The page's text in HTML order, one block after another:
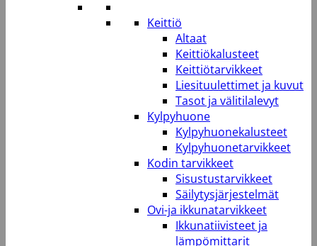
Keittiö
Altaat
Keittiökalusteet
Keittiötarvikkeet
Liesituulettimet ja kuvut
Tasot ja välitilalevyt
Kylpyhuone
Kylpyhuonekalusteet
Kylpyhuonetarvikkeet
Kodin tarvikkeet
Sisustustarvikkeet
Säilytysjärjestelmät
Ovi-ja ikkunatarvikkeet
Ikkunatiivisteet ja
lämpömittarit